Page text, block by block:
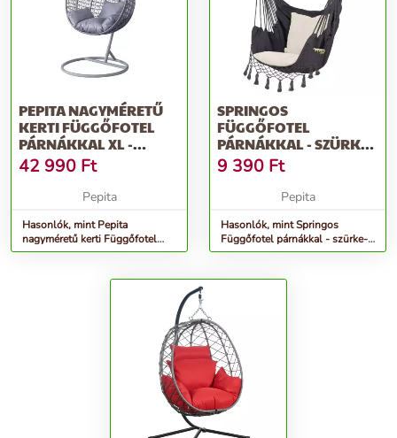
PEPITA NAGYMÉRETŰ
KERTI FÜGGŐFOTEL
PÁRNÁKKAL XL -
EGYSZEMÉLYES -
SZÜRKE
42 990 Ft
Pepita
Hasonlók, mint Pepita
nagyméretű kerti Függőfotel
párnákkal XL - egyszemélyes -
SPRINGOS
FÜGGŐFOTEL
PÁRNÁKKAL - SZÜRKE-
KRÉM
9 390 Ft
Pepita
Hasonlók, mint Springos
Függőfotel párnákkal - szürke-
krém